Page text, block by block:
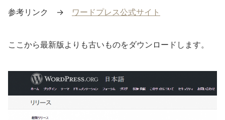
参考リンク → ワードプレス公式サイト
ここから最新版よりも古いものをダウンロードします。